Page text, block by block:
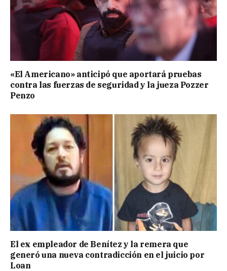
«El Americano» anticipó que aportará pruebas
contra las fuerzas de seguridad y la jueza Pozzer
Penzo
El ex empleador de Benítez y la remera que
generó una nueva contradicción en el juicio por
Loan